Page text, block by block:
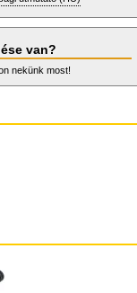
van?
nekünk most!